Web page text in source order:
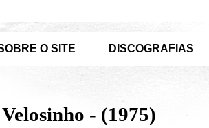
O SITE DISCOGRAFIAS
- (1975)